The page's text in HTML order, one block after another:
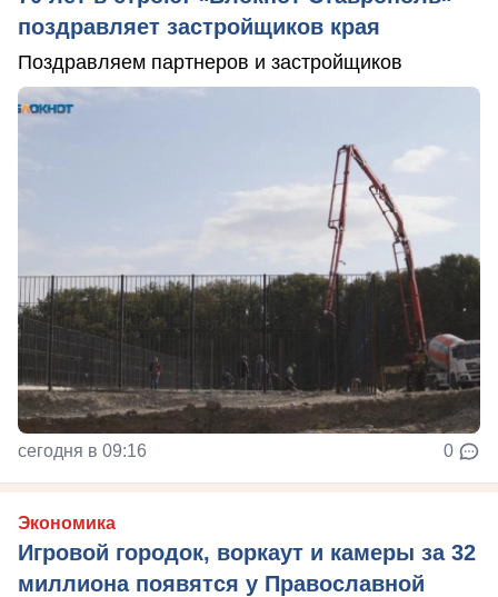
поздравляет застройщиков края
Поздравляем партнеров и застройщиков
сегодня в 09:16 0
Экономика
Игровой городок, воркаут и камеры за 32
миллиона появятся у Православной